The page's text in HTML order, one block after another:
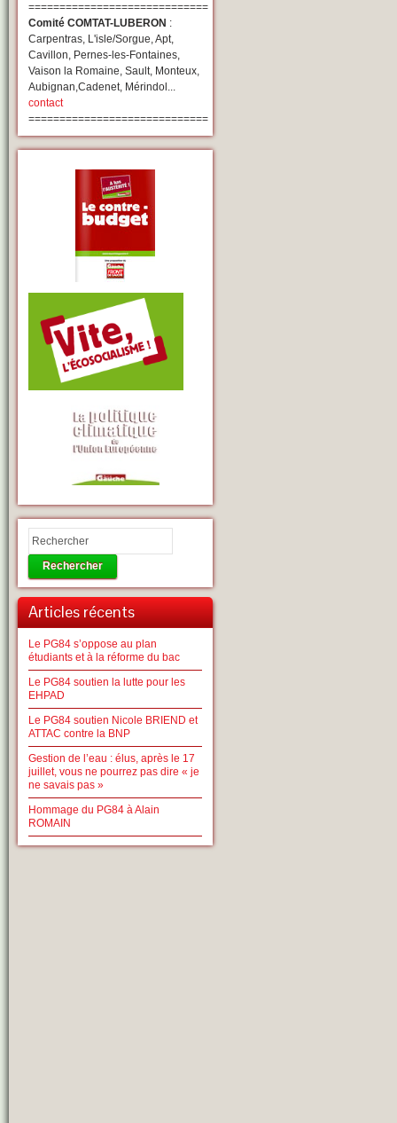
=============================
Comité COMTAT-LUBERON :
Carpentras, L'isle/Sorgue, Apt,
Cavillon, Pernes-les-Fontaines,
Vaison la Romaine, Sault, Monteux,
Aubignan,Cadenet, Mérindol...
contact
=============================
Rechercher
Articles récents
Le PG84 s’oppose au plan
étudiants et à la réforme du bac
Le PG84 soutien la lutte pour les
EHPAD
Le PG84 soutien Nicole BRIEND et
ATTAC contre la BNP
Gestion de l’eau : élus, après le 17
juillet, vous ne pourrez pas dire « je
ne savais pas »
Hommage du PG84 à Alain
ROMAIN